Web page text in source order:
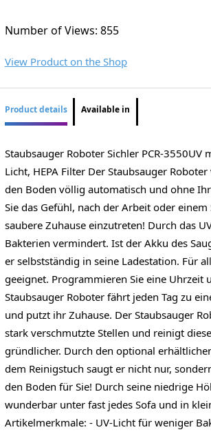
Number of Views: 855
View Product on the Shop
Product details Available in
Staubsauger Roboter Sichler PCR-3550UV
Licht, HEPA Filter Der Staubsauger
den Boden völlig automatisch und ohne
Sie das Gefühl, nach der Arbeit oder einem
saubere Zuhause einzutreten! Durch das
Bakterien vermindert. Ist der Akku des
er selbstständig in seine Ladestation. Für
geeignet. Programmieren Sie eine Uhrzeit
Staubsauger Roboter fährt jeden Tag zu
und putzt ihr Zuhause. Der Staubsauger
stark verschmutzte Stellen und reinigt
gründlicher. Durch den optional
dem Reinigstuch saugt er nicht nur,
den Boden für Sie! Durch seine niedrige
wunderbar unter fast jedes Sofa und in
Artikelmerkmale: - UV-Licht für weniger